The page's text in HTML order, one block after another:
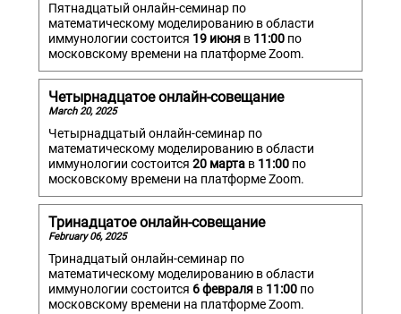
Пятнадцатый онлайн-семинар по
математическому моделированию в области
иммунологии состоится 19 июняв 11:00по
московскому времени на платформе Zoom.
Четырнадцатое онлайн-совещание
March 20, 2025
Четырнадцатый онлайн-семинар по
математическому моделированию в области
иммунологии состоится 20 мартав 11:00по
московскому времени на платформе Zoom.
Тринадцатое онлайн-совещание
February 06, 2025
Тринадцатый онлайн-семинар по
математическому моделированию в области
иммунологии состоится 6 февраляв 11:00по
московскому времени на платформе Zoom.